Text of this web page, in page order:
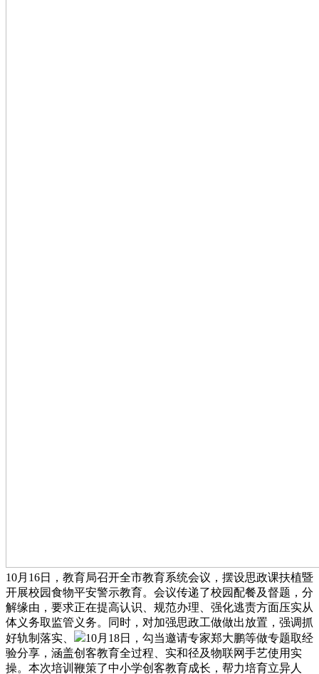
10月16日，教育局召开全市教育系统会议，摆设思政课扶植暨
开展校园食物平安警示教育。会议传递了校园配餐及督题，分
解缘由，要求正在提高认识、规范办理、强化逃责方面压实从
体义务取监管义务。同时，对加强思政工做做出放置，强调抓
好轨制落实、
10月18日，勾当邀请专家郑大鹏等做专题取经
验分享，涵盖创客教育全过程、实和径及物联网手艺使用实
操。本次培训鞭策了中小学创客教育成长，帮力培育立异人